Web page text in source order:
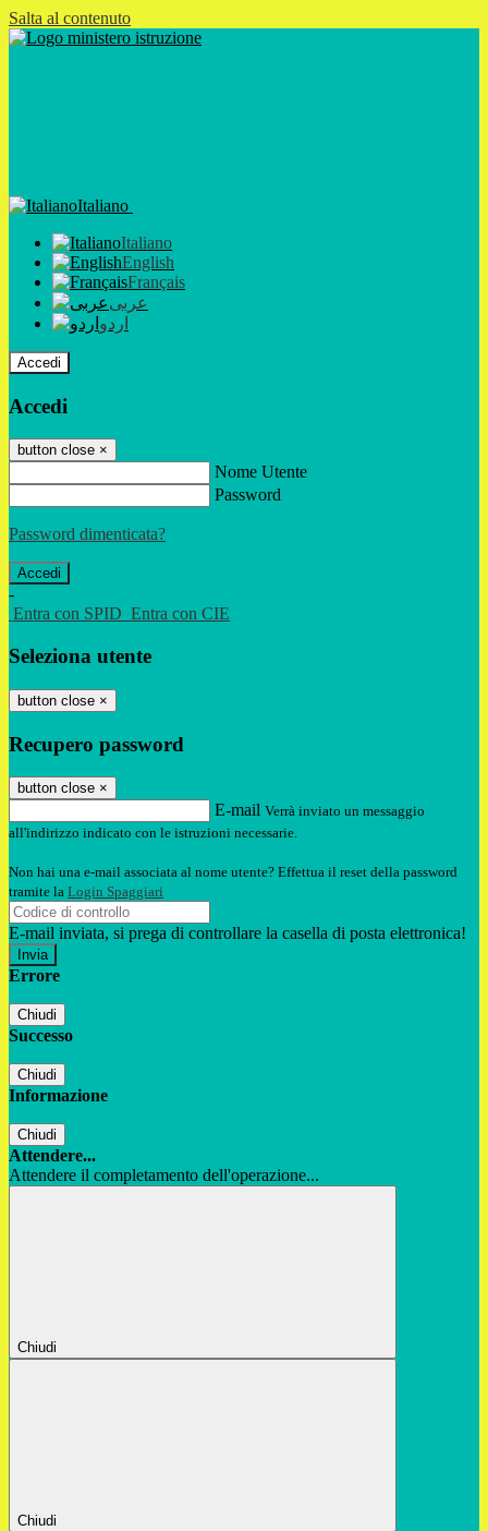
Salta al contenuto
Italiano
Italiano
English
Français
عربى
اردو
Accedi
Accedi
button close ×
Nome Utente
Password
Password dimenticata?
-
Entra con SPID Entra con CIE
Seleziona utente
button close ×
Recupero password
button close ×
E-mail Verrà inviato un messaggio
all'indirizzo indicato con le istruzioni necessarie.
Non hai una e-mail associata al nome utente? Effettua il reset della password
tramite la Login Spaggiari
E-mail inviata, si prega di controllare la casella di posta elettronica!
Errore
Chiudi
Successo
Chiudi
Informazione
Chiudi
Attendere...
Attendere il completamento dell'operazione...
Chiudi
Chiudi